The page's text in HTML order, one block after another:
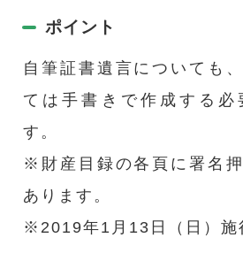
ポイント
自筆証書遺言についても
ては手書きで作成する必
す。
※財産目録の各頁に署名
あります。
※2019年1月13日（日）施